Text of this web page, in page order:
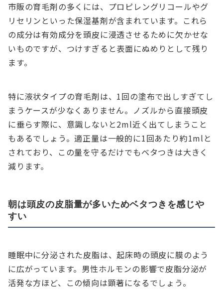
市販の育毛剤の多くには、プロピレングリコールやグ
リセリンといった保湿基剤が含まれています。これら
の成分は有効成分を頭皮に浸透させるために欠かせな
いものですが、つけすぎると表面にぬめりとして残り
ます。
特に液状タイプの育毛剤は、1回の塗布で出しすぎてし
まうケースが少なくありません。ノズルから直接頭皮
に垂らす際に、意識しないと2ml近く出てしまうこと
もあるでしょう。適正量は一般的に1回あたり約1mlと
されており、この量を守るだけでもベタつきは大きく
減ります。
朝は頭皮の皮脂量が多いためベタつきを感じや
すい
睡眠中に分泌された皮脂は、起床時の頭皮に膜のよう
に広がっています。男性ホルモンの影響で皮脂分泌が
活発な方ほど、この傾向は顕著になるでしょう。